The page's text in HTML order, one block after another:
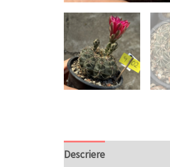
Descriere